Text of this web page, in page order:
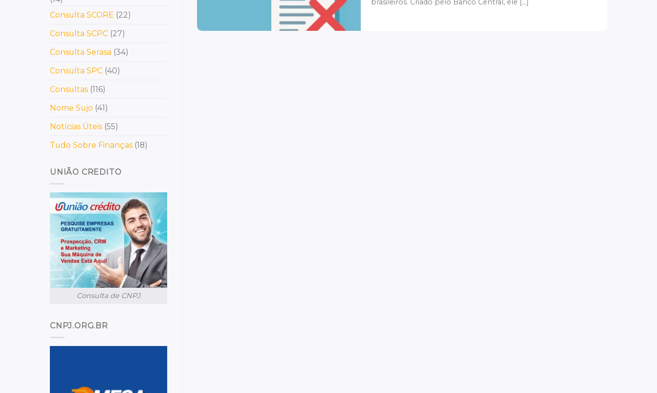
Consulta SCORE (22)
Consulta SCPC (27)
Consulta Serasa (34)
Consulta SPC (40)
Consultas (116)
Nome Sujo (41)
Notícias Úteis (55)
Tudo Sobre Finanças (18)
UNIÃO CREDITO
Consulta de CNPJ
CNPJ.ORG.BR
brasileiros. Criado pelo Banco Central, ele [...]